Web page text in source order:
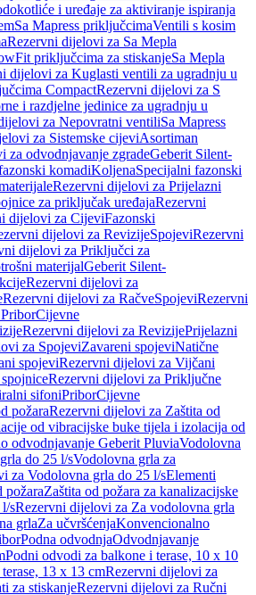
i uređaje za aktiviranje ispiranja
Sa Mapress priključcimaVentili s kosim
Rezervni dijelovi za Sa Mepla
priključcima za stiskanjeSa Mepla
dijelovi za Kuglasti ventili za ugradnju u
CompactRezervni dijelovi za S
i razdjelne jedinice za ugradnju u
za Nepovratni ventiliSa Mapress
za Sistemske cijeviAsortiman
za odvodnjavanje zgradeGeberit Silent-
komadiKoljenaSpecijalni fazonski
Rezervni dijelovi za Prijelazni
za priključak uređajaRezervni
dijelovi za CijeviFazonski
dijelovi za RevizijeSpojeviRezervni
dijelovi za Priključci za
materijalGeberit Silent-
Rezervni dijelovi za
Rezervni dijelovi za RačveSpojeviRezervni
Cijevne
Rezervni dijelovi za RevizijePrijelazni
za SpojeviZavareni spojeviNatične
spojeviRezervni dijelovi za Vijčani
Rezervni dijelovi za Priključne
sifoniPriborCijevne
požaraRezervni dijelovi za Zaštita od
od vibracijske buke tijela i izolacija od
odvodnjavanje Geberit PluviaVodolovna
do 25 l/sVodolovna grla za
za Vodolovna grla do 25 l/sElementi
požaraZaštita od požara za kanalizacijske
sRezervni dijelovi za Za vodolovna grla
grlaZa učvršćenjaKonvencionalno
Podna odvodnjaOdvodnjavanje
Podni odvodi za balkone i terase, 10 x 10
13 x 13 cmRezervni dijelovi za
za stiskanjeRezervni dijelovi za Ručni